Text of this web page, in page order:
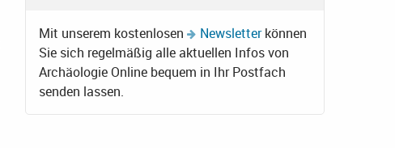
Mit unserem kostenlosen Newsletterkönnen
Sie sich regelmäßig alle aktuellen Infos von
Archäologie Online bequem in Ihr Postfach
senden lassen.